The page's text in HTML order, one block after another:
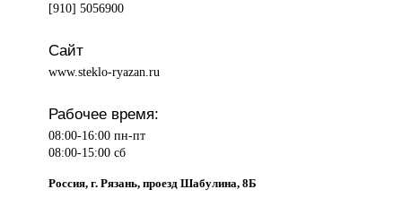
[910] 5056900
Сайт
www.steklo-ryazan.ru
Рабочее время:
08:00-16:00 пн-пт
08:00-15:00 сб
Россия, г. Рязань, проезд Шабулина, 8Б